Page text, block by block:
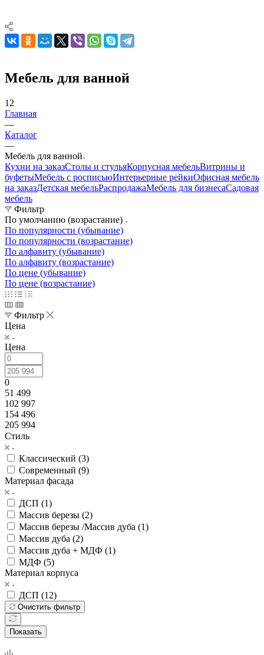
Мебель для ванной
12
Главная
—
Каталог
—
Мебель для ванной
Кухни на заказСтолы и стульяКорпусная мебельВитрины и
буфетыМебель с росписьюИнтерьерные рейкиОфисная мебель
на заказДетская мебельРаспродажаМебель для бизнесаСадовая
мебель
Фильтр
По умолчанию (возрастание)
По популярности (убывание)
По популярности (возрастание)
По алфавиту (убывание)
По алфавиту (возрастание)
По цене (убывание)
По цене (возрастание)
Фильтр
Цена
Цена
0
51 499
102 997
154 496
205 994
Стиль
Классический (3)
Современный (9)
Материал фасада
ДСП (1)
Массив березы (2)
Массив березы /Массив дуба (1)
Массив дуба (2)
Массив дуба + МДФ (1)
МДФ (5)
Материал корпуса
ДСП (12)
Очистить фильтр
Показать